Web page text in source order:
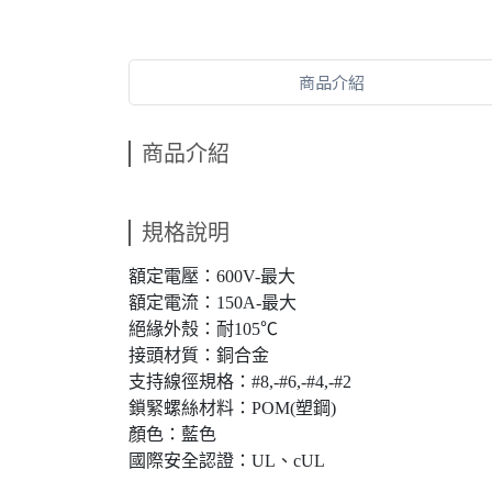
商品介紹
商品介紹
規格說明
額定電壓：600V-最大
額定電流：150A-最大
絕緣外殼：耐105℃
接頭材質：銅合金
支持線徑規格：#8,-#6,-#4,-#2
鎖緊螺絲材料：POM(塑鋼)
顏色：藍色
國際安全認證：UL、cUL